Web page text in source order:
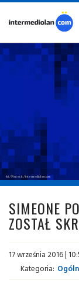
fot. © inter.it / intermediolan.com
SIMEONE
ZOSTAŁ
17 września 2016 |
Kategoria: